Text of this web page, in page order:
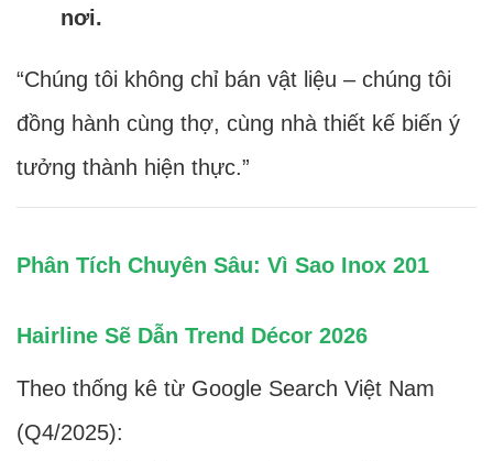
nơi.
“Chúng tôi không chỉ bán vật liệu – chúng tôi
đồng hành cùng thợ, cùng nhà thiết kế biến ý
tưởng thành hiện thực.”
Phân Tích Chuyên Sâu: Vì Sao Inox 201
Hairline Sẽ Dẫn Trend Décor 2026
Theo thống kê từ Google Search Việt Nam
(Q4/2025):